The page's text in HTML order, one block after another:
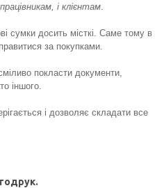
і клієнтам
сумки досить місткі. Саме тому в
за покупками.
покласти документи,
іншого.
і дозволяє складати все